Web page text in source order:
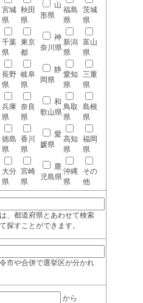
宮城
県
秋田
県
山
形県
福島
県
茨城
県
千葉
県
東京
都
神
奈川県
新潟
県
富山
県
長野
県
岐阜
県
静
岡県
愛知
県
三重
県
兵庫
県
奈良
県
和
歌山県
鳥取
県
島根
県
徳島
県
香川
県
愛
媛県
高知
県
福岡
県
大分
県
宮崎
県
鹿
児島県
沖縄
県
その
他
、都道府県とあわせて検索
探すことができます。
市や合併で選挙区が分かれ
から